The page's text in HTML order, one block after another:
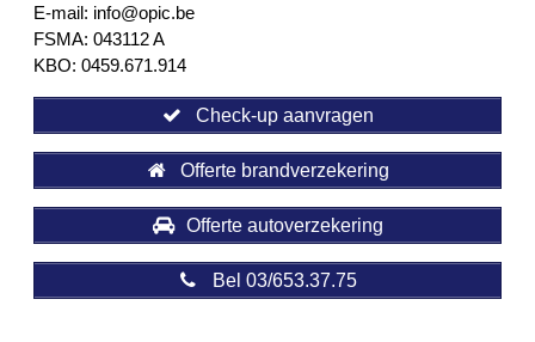
E-mail: info@opic.be
FSMA: 043112 A
KBO: 0459.671.914
Check-up aanvragen
Offerte brandverzekering
Offerte autoverzekering
Bel 03/653.37.75